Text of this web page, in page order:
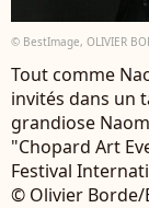
© BestImage, OLIVIER
Tout comme
invités dans un
grandiose
"Chopard Art
Festival
© Olivier Borde/